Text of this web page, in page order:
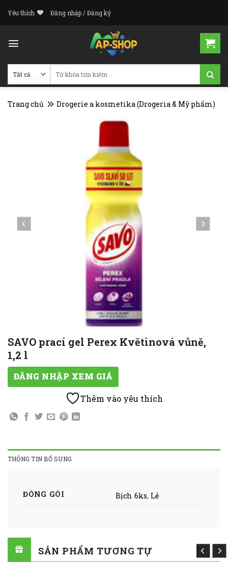
Yêu thích Đăng nhập / Đăng ký
Trang chủ Drogerie a kosmetika (Drogeria & Mỹ phẩm)
SAVO prací gel Perex Květinová vůně,
1,2 l
ĐĂNG NHẬP XEM GIÁ
Thêm vào yêu thích
THÔNG TIN BỔ SUNG
ĐÓNG GÓI Bịch 6ks, Lẻ
SẢN PHẨM TƯƠNG TỰ